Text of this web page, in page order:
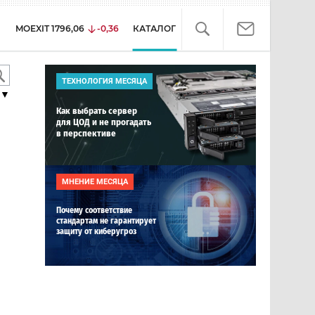
MOEXIT 1796,06 -0,36 КАТАЛОГ
ТЕХНОЛОГИЯ МЕСЯЦА
Как выбрать сервер
для ЦОД и не прогадать
в перспективе
МНЕНИЕ МЕСЯЦА
Почему соответствие
стандартам не гарантирует
защиту от киберугроз